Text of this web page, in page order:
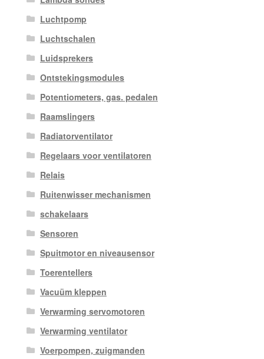
Luchtpomp
Luchtschalen
Luidsprekers
Ontstekingsmodules
Potentiometers, gas. pedalen
Raamslingers
Radiatorventilator
Regelaars voor ventilatoren
Relais
Ruitenwisser mechanismen
schakelaars
Sensoren
Spuitmotor en niveausensor
Toerentellers
Vacuüm kleppen
Verwarming servomotoren
Verwarming ventilator
Voerpompen, zuigmanden